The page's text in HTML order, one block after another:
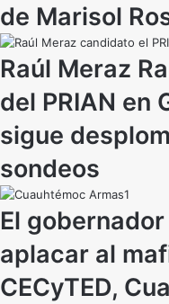
de Marisol
Raúl Meraz
del PRIAN en
sigue
sondeos
El
aplacar al
CECyTED,